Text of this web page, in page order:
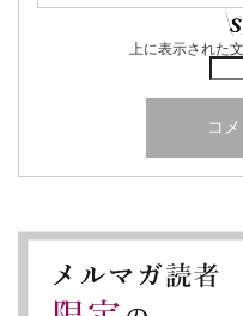
上に表示された